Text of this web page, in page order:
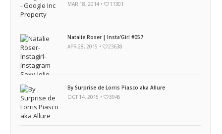
MAR 18, 2014 •
11301
Natalie Roser | Insta’Girl #057
APR 28, 2015 •
23638
By Surprise de Lorris Piasco aka Allure
OCT 14, 2015 •
3945